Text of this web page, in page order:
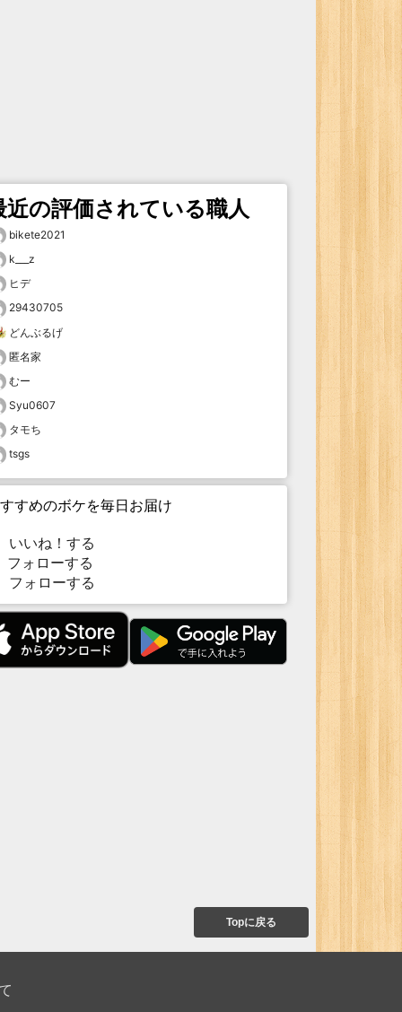
近の評価されている職人
bikete2021
k___z
ヒデ
29430705
どんぶるげ
匿名家
むー
Syu0607
タモち
tsgs
すめのボケを毎日お届け
いいね！する
ォローする
フォローする
Topに戻る